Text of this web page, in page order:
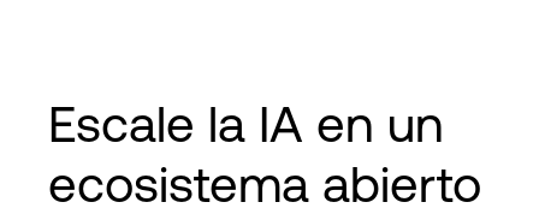
Escale la IA en un
ecosistema abierto